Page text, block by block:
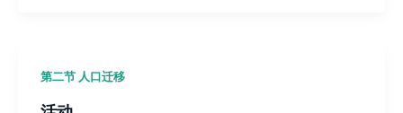
第二节 人口迁移